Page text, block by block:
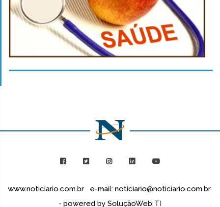
www.noticiario.com.br e-mail: noticiario@noticiario.com.br
- powered by SoluçãoWeb TI